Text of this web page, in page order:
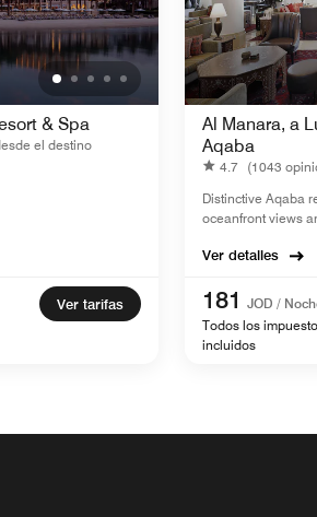
& Spa
el destino
Ver tarifas
Al Manara, a
Aqaba
4.7 (1043
Distinctive Aqaba
oceanfront views
Ver detalles
181 JOD /
Todos los
incluidos